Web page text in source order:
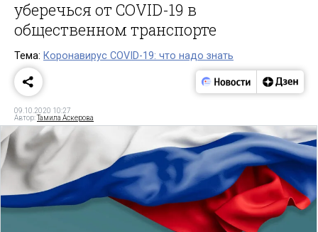
уберечься от COVID-19 в
общественном транспорте
Тема: Коронавирус COVID-19: что надо знать
09.10.2020 10:27
Автор:Тамила Аскерова